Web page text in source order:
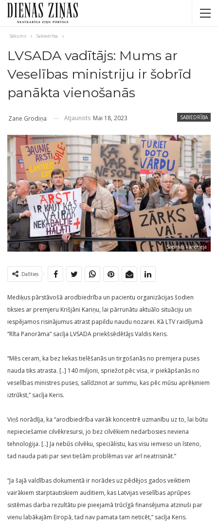
Sākums Sabiedrība
LVSADA vadītājs: Mums ar
Veselības ministriju ir šobrīd
panākta vienošanās
SABIEDRĪBA
Zane Grodiņa Atjaunots Mai 18, 2023
Saeimas kanceleja
Dalīties
Mediķus pārstāvošā arodbiedrība un pacientu organizācijas šodien
tiksies ar premjeru Krišjāni Kariņu, lai pārrunātu aktuālo situāciju un
iespējamos risinājumus atrast papildu naudu nozarei. Kā LTV raidījumā
“Rīta Panorāma” sacīja LVSADA priekšsēdētājs Valdis Keris.
“Mēs ceram, ka bez liekas tielēšanās un tirgošanās no premjera puses
nauda tiks atrasta. [..] 140 miljoni, spriežot pēc visa, ir piekāpšanās no
veselības ministres puses, salīdzinot ar summu, kas pēc mūsu aprēķiniem
iztrūkst,” sacīja Keris.
Viņš norādīja, ka “arodbiedrība vairāk koncentrē uzmanību uz to, lai būtu
nepieciešamie cilvēkresursi, jo bez cilvēkiem nedarbosies neviena
tehnoloģija. [..] Ja nebūs cilvēku, speciālistu, kas visu iemieso un īsteno,
tad nauda pati par sevi tiešām problēmas var arī neatrisināt.”
“Ja šajā valdības dokumentā ir norādes uz pēdējos gados veiktiem
vairākiem starptautiskiem auditiem, kas Latvijas veselības aprūpes
sistēmas darba rezultātu pie pieejamā trūcīgā finansējuma atzinuši par
vienu labākajām Eiropā, tad nav pamata tam neticēt,” sacīja Keris.